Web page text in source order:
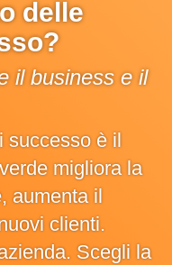
delle
il business e il
successo è il
migliora la
aumenta il
clienti.
Scegli la